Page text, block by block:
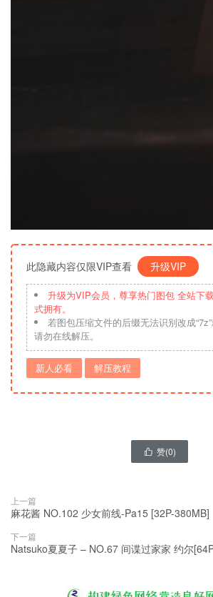
此隐藏内容仅限VIP查看 升级VIP
升级为VIP会员，尊享热门图包 全站下
式拥有。
若图包压缩文件的后缀无法识别改成
请勿在线解压。
新人必看 解压教程
 赞(0)
上一篇
麻花酱 NO.102 少女前线-Pa15 [32P-380MB]
下一篇
Natsuko夏夏子 – NO.67 间谍过家家 约尔